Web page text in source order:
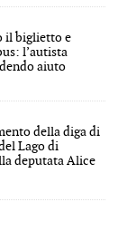
il biglietto e
l’autista
aiuto
della diga di
Lago di
deputata Alice